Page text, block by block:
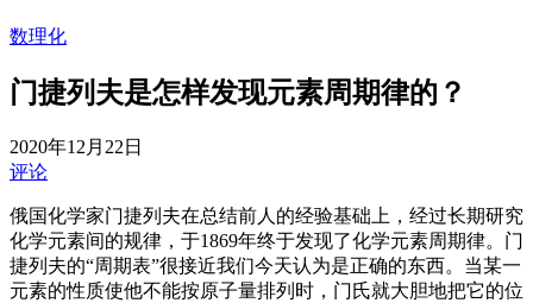
数理化
门捷列夫是怎样发现元素周期律的？
2020年12月22日
评论
俄国化学家门捷列夫在总结前人的经验基础上，经过长期研究
化学元素间的规律，于1869年终于发现了化学元素周期律。门
捷列夫的“周期表”很接近我们今天认为是正确的东西。当某一
元素的性质使他不能按原子量排列时，门氏就大胆地把它的位